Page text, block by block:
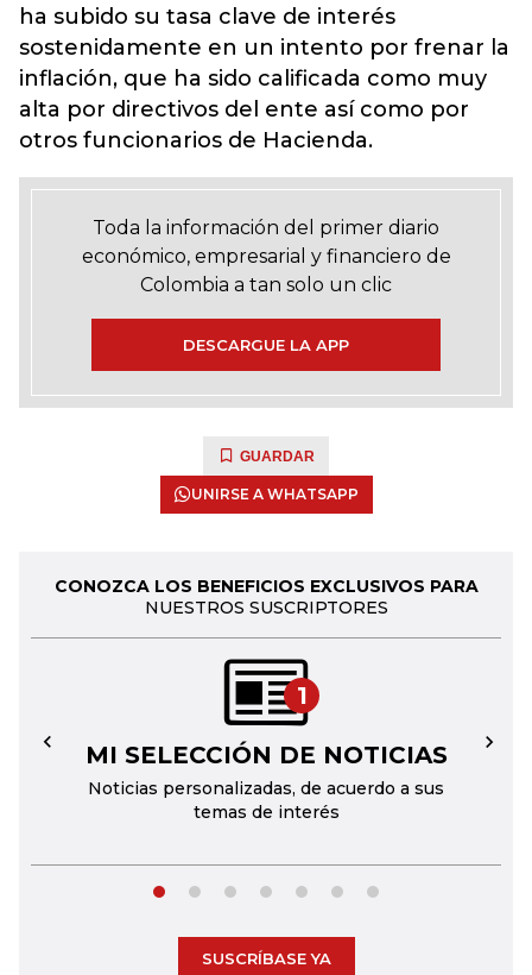
ha subido su tasa clave de interés
sostenidamente en un intento por frenar la
inflación, que ha sido calificada como muy
alta por directivos del ente así como por
otros funcionarios de Hacienda.
Toda la información del primer diario
económico, empresarial y financiero de
Colombia a tan solo un clic
DESCARGUE LA APP
GUARDAR
UNIRSE A WHATSAPP
CONOZCA LOS BENEFICIOS EXCLUSIVOS PARA
NUESTROS SUSCRIPTORES
1
MI SELECCIÓN DE NOTICIAS
Noticias personalizadas, de acuerdo a sus
temas de interés
← →
SUSCRÍBASE YA